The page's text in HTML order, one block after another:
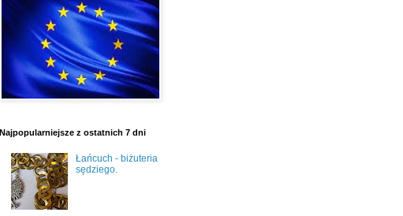
Najpopularniejsze z ostatnich 7 dni
Łańcuch - biżuteria
sędziego.